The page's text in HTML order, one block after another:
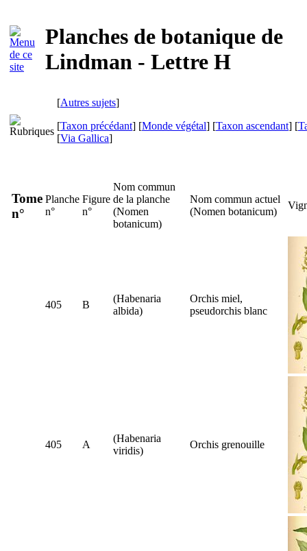
Planches de botanique de
Lindman - Lettre H
[Autres sujets]
[Taxon précédant] [Monde végétal] [Taxon ascendant] [
[Via Gallica]
Tome
n°
Planche
n°
Figure
n°
Nom commun
de la planche
(Nomen
botanicum)
Nom commun actuel
(Nomen botanicum)
405 B
(Habenaria
albida)
Orchis miel,
pseudorchis blanc
405 A
(Habenaria
viridis)
Orchis grenouille